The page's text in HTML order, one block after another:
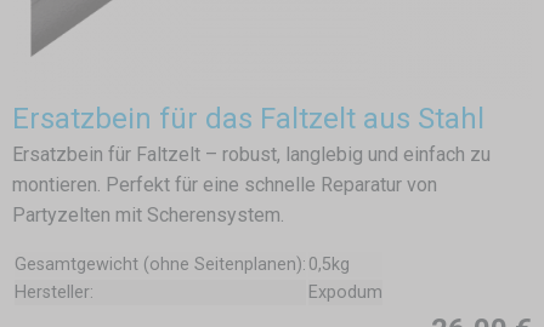
Ersatzbein für das Faltzelt aus Stahl
Ersatzbein für Faltzelt – robust, langlebig und einfach zu
montieren. Perfekt für eine schnelle Reparatur von
Partyzelten mit Scherensystem.
Gesamtgewicht (ohne Seitenplanen): 0,5kg
Hersteller:
Expodum